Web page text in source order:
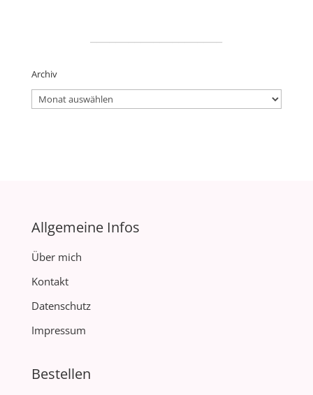
Archiv
Archiv
Allgemeine Infos
Über mich
Kontakt
Datenschutz
Impressum
Bestellen